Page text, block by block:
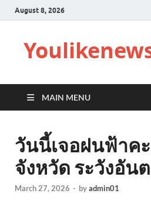
August 8, 2026
MAIN MENU
วันนี้เจอฝนฟ้าค
จังหวัด ระวังอัน
March 27, 2026 - byadmin01